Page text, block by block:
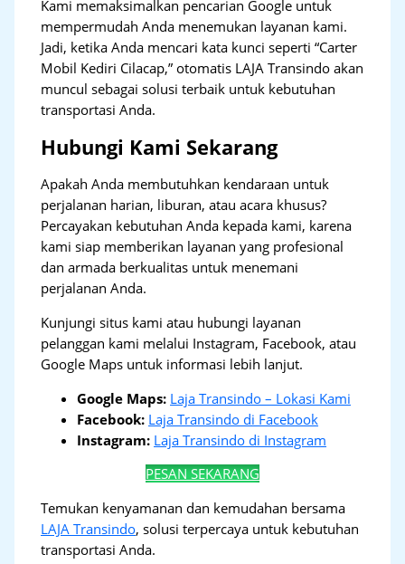
Kami memaksimalkan pencarian Google untuk
mempermudah Anda menemukan layanan kami.
Jadi, ketika Anda mencari kata kunci seperti “Carter
Mobil Kediri Cilacap,” otomatis LAJA Transindo akan
muncul sebagai solusi terbaik untuk kebutuhan
transportasi Anda.
Hubungi Kami Sekarang
Apakah Anda membutuhkan kendaraan untuk
perjalanan harian, liburan, atau acara khusus?
Percayakan kebutuhan Anda kepada kami, karena
kami siap memberikan layanan yang profesional
dan armada berkualitas untuk menemani
perjalanan Anda.
Kunjungi situs kami atau hubungi layanan
pelanggan kami melalui Instagram, Facebook, atau
Google Maps untuk informasi lebih lanjut.
Google Maps: Laja Transindo – Lokasi Kami
Facebook: Laja Transindo di Facebook
Instagram: Laja Transindo di Instagram
PESAN SEKARANG
Temukan kenyamanan dan kemudahan bersama
LAJA Transindo, solusi terpercaya untuk kebutuhan
transportasi Anda.